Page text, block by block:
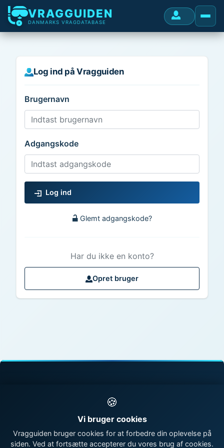
VRAGGUIDEN
DANMARKS VRAGDATABASE
Log ind på Vragguiden
Brugernavn
Adgangskode
Log ind
Glemt adgangskode?
Har du ikke en konto?
Opret bruger
vragdatabase
| Om Vragguiden
🍪
Vi bruger cookies
Vragguiden bruger cookies for at forbedre din oplevelse på
siden. Ved at fortsætte accepterer du vores brug af cookies.